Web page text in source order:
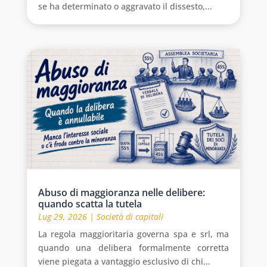
se ha determinato o aggravato il dissesto,...
Abuso di maggioranza nelle delibere:
quando scatta la tutela
Lug 29, 2026| Società di capitali
La regola maggioritaria governa spa e srl, ma
quando una delibera formalmente corretta
viene piegata a vantaggio esclusivo di chi...